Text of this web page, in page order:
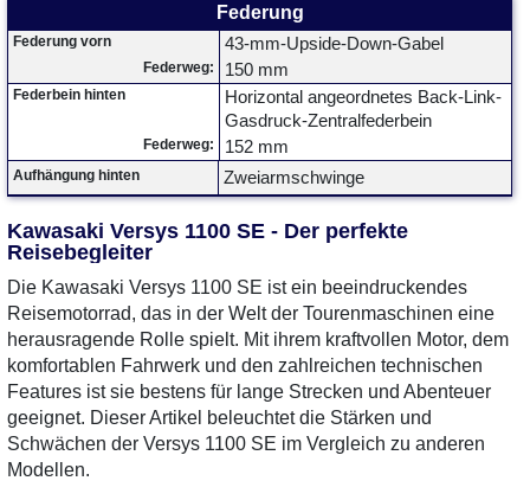
Federung
Federung vorn 43-mm-Upside-Down-Gabel
Federweg: 150 mm
Federbein hinten
Horizontal angeordnetes Back-Link-
Gasdruck-Zentralfederbein
Federweg: 152 mm
Aufhängung hinten Zweiarmschwinge
Kawasaki Versys 1100 SE - Der perfekte
Reisebegleiter
Die Kawasaki Versys 1100 SE ist ein beeindruckendes
Reisemotorrad, das in der Welt der Tourenmaschinen eine
herausragende Rolle spielt. Mit ihrem kraftvollen Motor, dem
komfortablen Fahrwerk und den zahlreichen technischen
Features ist sie bestens für lange Strecken und Abenteuer
geeignet. Dieser Artikel beleuchtet die Stärken und
Schwächen der Versys 1100 SE im Vergleich zu anderen
Modellen.